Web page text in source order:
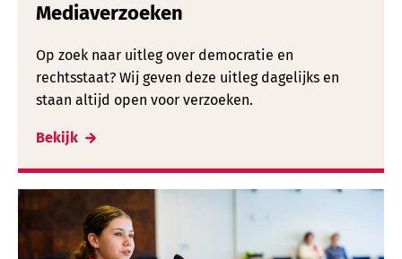
Mediaverzoeken
Op zoek naar uitleg over democratie en
rechtsstaat? Wij geven deze uitleg dagelijks en
staan altijd open voor verzoeken.
Bekijk